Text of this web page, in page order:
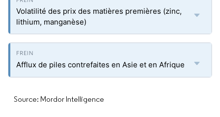
Volatilité des prix des matières premières (zinc,
lithium, manganèse)
Afflux de piles contrefaites en Asie et en Afrique
Source: Mordor Intelligence